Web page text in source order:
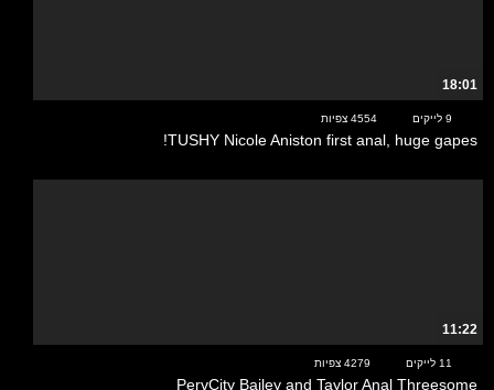
18:01
9 לייקים 4554 צפיות
TUSHY Nicole Aniston first anal, huge gapes!
11:22
11 לייקים 4279 צפיות
PervCity Bailey and Taylor Anal Threesome